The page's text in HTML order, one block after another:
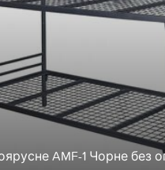
AMF-1 Чорне без